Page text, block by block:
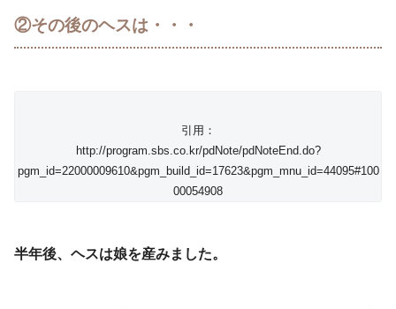
②その後のヘスは・・・
引用：
http://program.sbs.co.kr/pdNote/pdNoteEnd.do?
pgm_id=22000009610&pgm_build_id=17623&pgm_mnu_id=44095#100
00054908
半年後、ヘスは娘を産みました。